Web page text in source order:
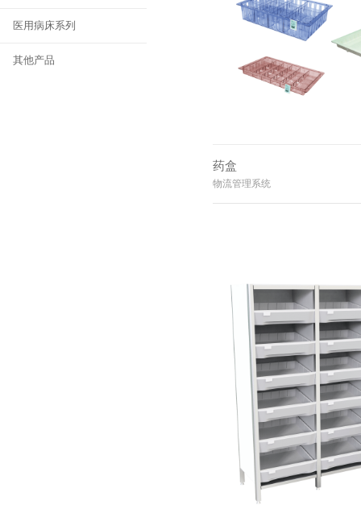
医用病床系列
其他产品
药盒
物流管理系统